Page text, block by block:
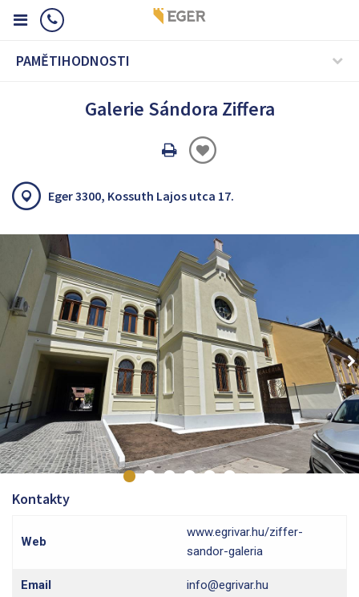
PAMĚTIHODNOSTI
Galerie Sándora Ziffera
Oldal
Eger 3300, Kossuth Lajos utca 17.
Kontakty
Web
www.egrivar.hu/ziffer-
sandor-galeria
Email info@egrivar.hu